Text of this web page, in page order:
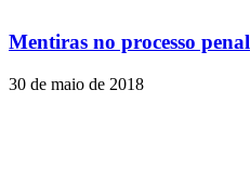
Mentiras no processo penal
30 de maio de 2018